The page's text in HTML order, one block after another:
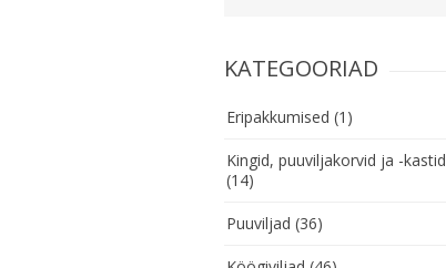
KATEGOORIAD
Eripakkumised (1)
Kingid, puuviljakorvid ja -kastid
(14)
Puuviljad (36)